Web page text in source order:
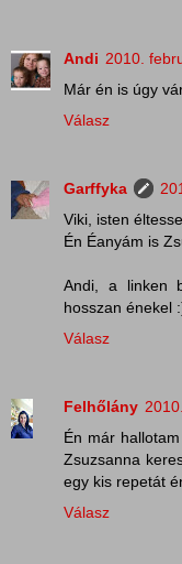
Andi 2010.
Már én is úgy
Válasz
Garffyka
Viki, isten
Én Éanyám is
Andi, a linken
hosszan énekel
Válasz
Felhőlány
Én már
Zsuzsanna
egy kis repetát
Válasz